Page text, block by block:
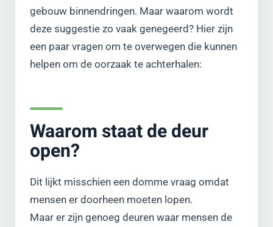
gebouw binnendringen. Maar waarom wordt
deze suggestie zo vaak genegeerd? Hier zijn
een paar vragen om te overwegen die kunnen
helpen om de oorzaak te achterhalen:
Waarom staat de deur
open?
Dit lijkt misschien een domme vraag omdat
mensen er doorheen moeten lopen.
Maar er zijn genoeg deuren waar mensen de